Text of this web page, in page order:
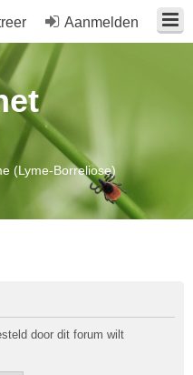
Aanmelden
(Lyme-Borreliose)
door dit forum wilt